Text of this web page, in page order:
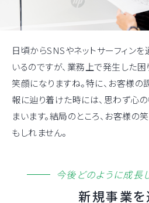
日頃からSNSやネットサーフィン
いるのですが、業務上で発生した
笑顔になりますね。特に、お客様
報に辿り着けた時には、思わず心
まいます。結局のところ、お客様
もしれません。
今後どのように成長
新規事業を